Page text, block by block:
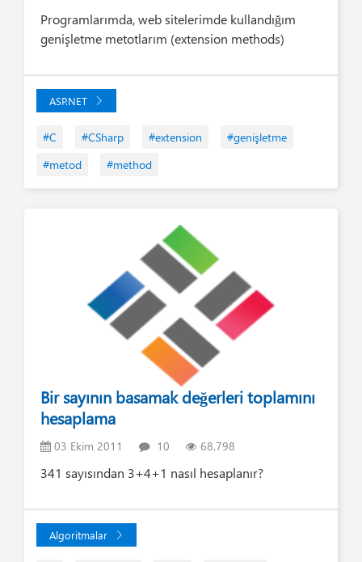
Programlarımda, web sitelerimde kullandığım
genişletme metotlarım (extension methods)
ASP.NET
#C #CSharp #extension
#genişletme
#metod
#method
Bir sayının basamak değerleri toplamını
hesaplama
03 Ekim 2011 10 68.798
341 sayısından 3+4+1 nasıl hesaplanır?
Algoritmalar